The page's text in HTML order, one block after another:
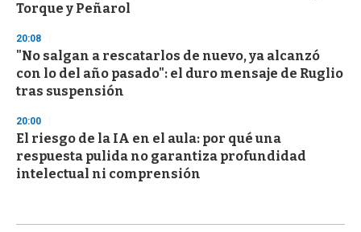
Torque y Peñarol
20:08
"No salgan a rescatarlos de nuevo, ya alcanzó
con lo del año pasado": el duro mensaje de Ruglio
tras suspensión
20:00
El riesgo de la IA en el aula: por qué una
respuesta pulida no garantiza profundidad
intelectual ni comprensión